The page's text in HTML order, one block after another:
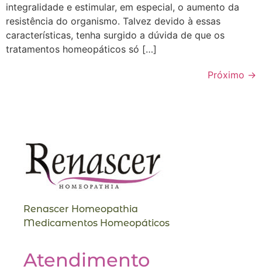
integralidade e estimular, em especial, o aumento da
resistência do organismo. Talvez devido à essas
características, tenha surgido a dúvida de que os
tratamentos homeopáticos só […]
Próximo →
Renascer Homeopathia
Medicamentos Homeopáticos
Atendimento